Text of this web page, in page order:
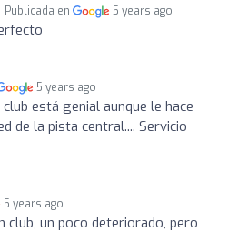
Publicada en 5 years ago
5 years ago
club está genial aunque le hace
de la pista central.... Servicio
5 years ago
club, un poco deteriorado, pero